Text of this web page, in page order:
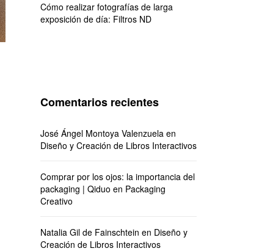
Cómo realizar fotografías de larga
exposición de día: Filtros ND
Comentarios recientes
José Ángel Montoya Valenzuelaen
Diseño y Creación de Libros Interactivos
Comprar por los ojos: la importancia del
packaging | Qiduo en Packaging
Creativo
Natalia Gil de Fainschtein en Diseño y
Creación de Libros Interactivos